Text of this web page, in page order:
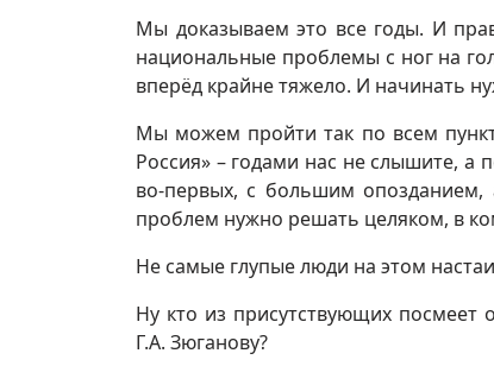
Мы доказываем это все годы. И
национальные проблемы с ног на
вперёд крайне тяжело. И начинать
Мы можем пройти так по всем
Россия» – годами нас не слышите,
во-первых, с большим
проблем нужно решать целяком, в
Не самые глупые люди на этом
Ну кто из присутствующих посмеет
Г.А. Зюганову?